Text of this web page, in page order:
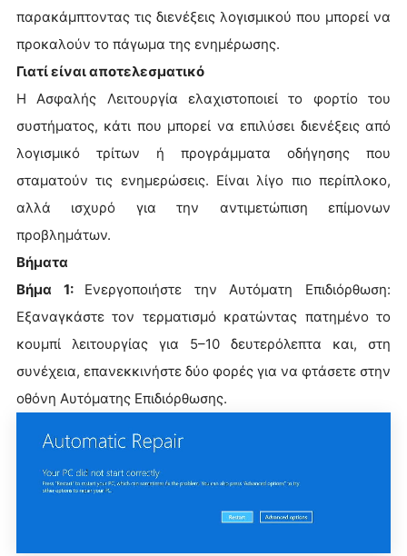
παρακάμπτοντας τις διενέξεις λογισμικού που μπορεί να
προκαλούν το πάγωμα της ενημέρωσης.
Γιατί είναι αποτελεσματικό
Η Ασφαλής Λειτουργία ελαχιστοποιεί το φορτίο του
συστήματος, κάτι που μπορεί να επιλύσει διενέξεις από
λογισμικό τρίτων ή προγράμματα οδήγησης που
σταματούν τις ενημερώσεις. Είναι λίγο πιο περίπλοκο,
αλλά ισχυρό για την αντιμετώπιση επίμονων
προβλημάτων.
Βήματα
Βήμα 1: Ενεργοποιήστε την Αυτόματη Επιδιόρθωση:
Εξαναγκάστε τον τερματισμό κρατώντας πατημένο το
κουμπί λειτουργίας για 5–10 δευτερόλεπτα και, στη
συνέχεια, επανεκκινήστε δύο φορές για να φτάσετε στην
οθόνη Αυτόματης Επιδιόρθωσης.